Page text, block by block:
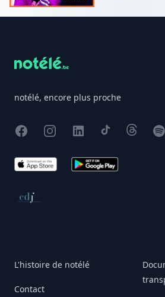
notélé, encore plus proche
FacebookInstagram
X TikTokThreads
App Store Google Play
Conseil de déontologie
L'histoire de notélé
Contact